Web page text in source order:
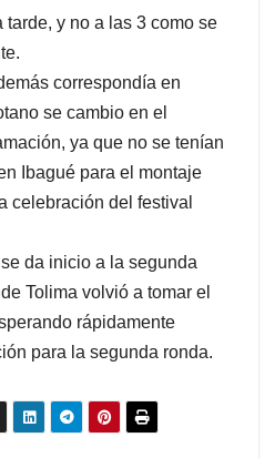
tarde, y no a las 3 como se
correspondía en
se cambio en el
ya que no se tenían
Ibagué para el montaje
celebración del festival
da inicio a la segunda
Tolima volvió a tomar el
rápidamente
para la segunda ronda.